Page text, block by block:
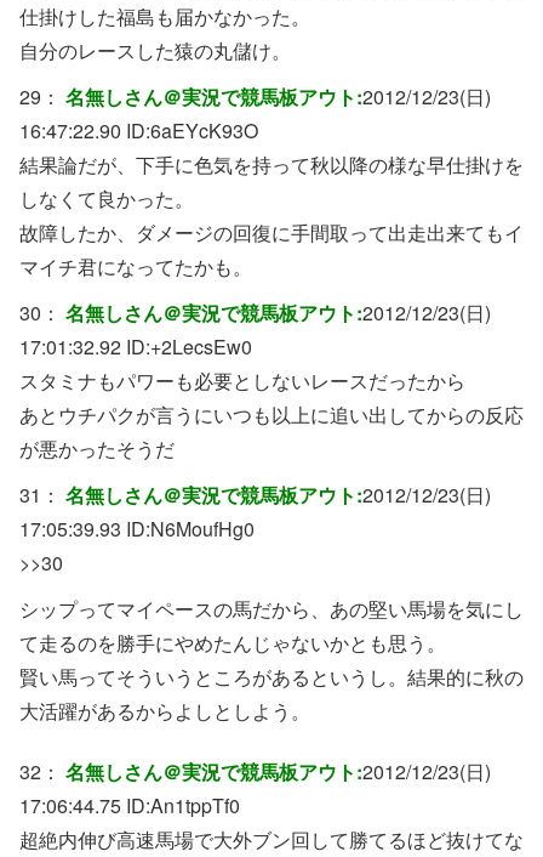
仕掛けした福島も届かなかった。
自分のレースした猿の丸儲け。
29： 名無しさん＠実況で競馬板アウト:2012/12/23(日)
16:47:22.90 ID:6aEYcK93O
結果論だが、下手に色気を持って秋以降の様な早仕掛けを
しなくて良かった。
故障したか、ダメージの回復に手間取って出走出来てもイ
マイチ君になってたかも。
30： 名無しさん＠実況で競馬板アウト:2012/12/23(日)
17:01:32.92 ID:+2LecsEw0
スタミナもパワーも必要としないレースだったから
あとウチパクが言うにいつも以上に追い出してからの反応
が悪かったそうだ
31： 名無しさん＠実況で競馬板アウト:2012/12/23(日)
17:05:39.93 ID:N6MoufHg0
>>30
シップってマイペースの馬だから、あの堅い馬場を気にし
て走るのを勝手にやめたんじゃないかとも思う。
賢い馬ってそういうところがあるというし。結果的に秋の
大活躍があるからよしとしよう。
32： 名無しさん＠実況で競馬板アウト:2012/12/23(日)
17:06:44.75 ID:An1tppTf0
超絶内伸び高速馬場で大外ブン回して勝てるほど抜けてな